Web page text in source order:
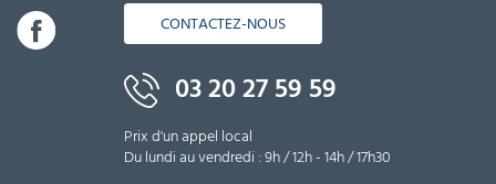
CONTACTEZ-NOUS
03 20 27 59 59
Prix d'un appel local
Du lundi au vendredi : 9h / 12h - 14h / 17h30